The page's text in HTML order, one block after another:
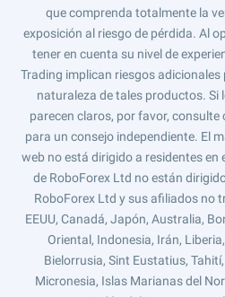
que comprenda totalmente la
exposición al riesgo de pérdida. Al
tener en cuenta su nivel de
Trading implican riesgos
naturaleza de tales productos. Si
parecen claros, por favor,
para un consejo independiente. El
web no está dirigido a residentes en
de RoboForex Ltd no están
RoboForex Ltd y sus afiliados no
EEUU, Canadá, Japón, Australia,
Oriental, Indonesia, Irán,
Bielorrusia, Sint Eustatius,
Micronesia, Islas Marianas del